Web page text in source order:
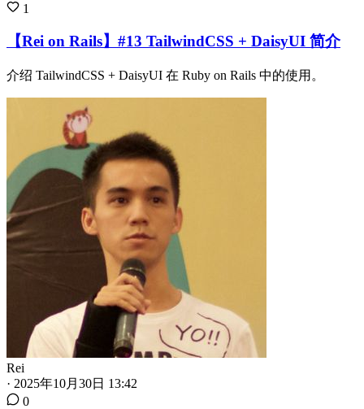
1
【Rei on Rails】#13 TailwindCSS + DaisyUI 简介
介绍 TailwindCSS + DaisyUI 在 Ruby on Rails 中的使用。
Rei
· 2025年10月30日 13:42
0